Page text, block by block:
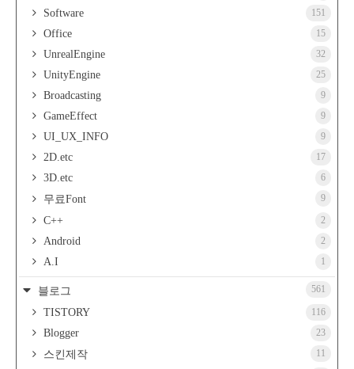
Software 151
Office 15
UnrealEngine 32
UnityEngine 25
Broadcasting 9
GameEffect 9
UI_UX_INFO 9
2D.etc 17
3D.etc 6
무료Font 9
C++ 2
Android 2
A.I 1
블로그 561
TISTORY 116
Blogger 23
스킨제작 11